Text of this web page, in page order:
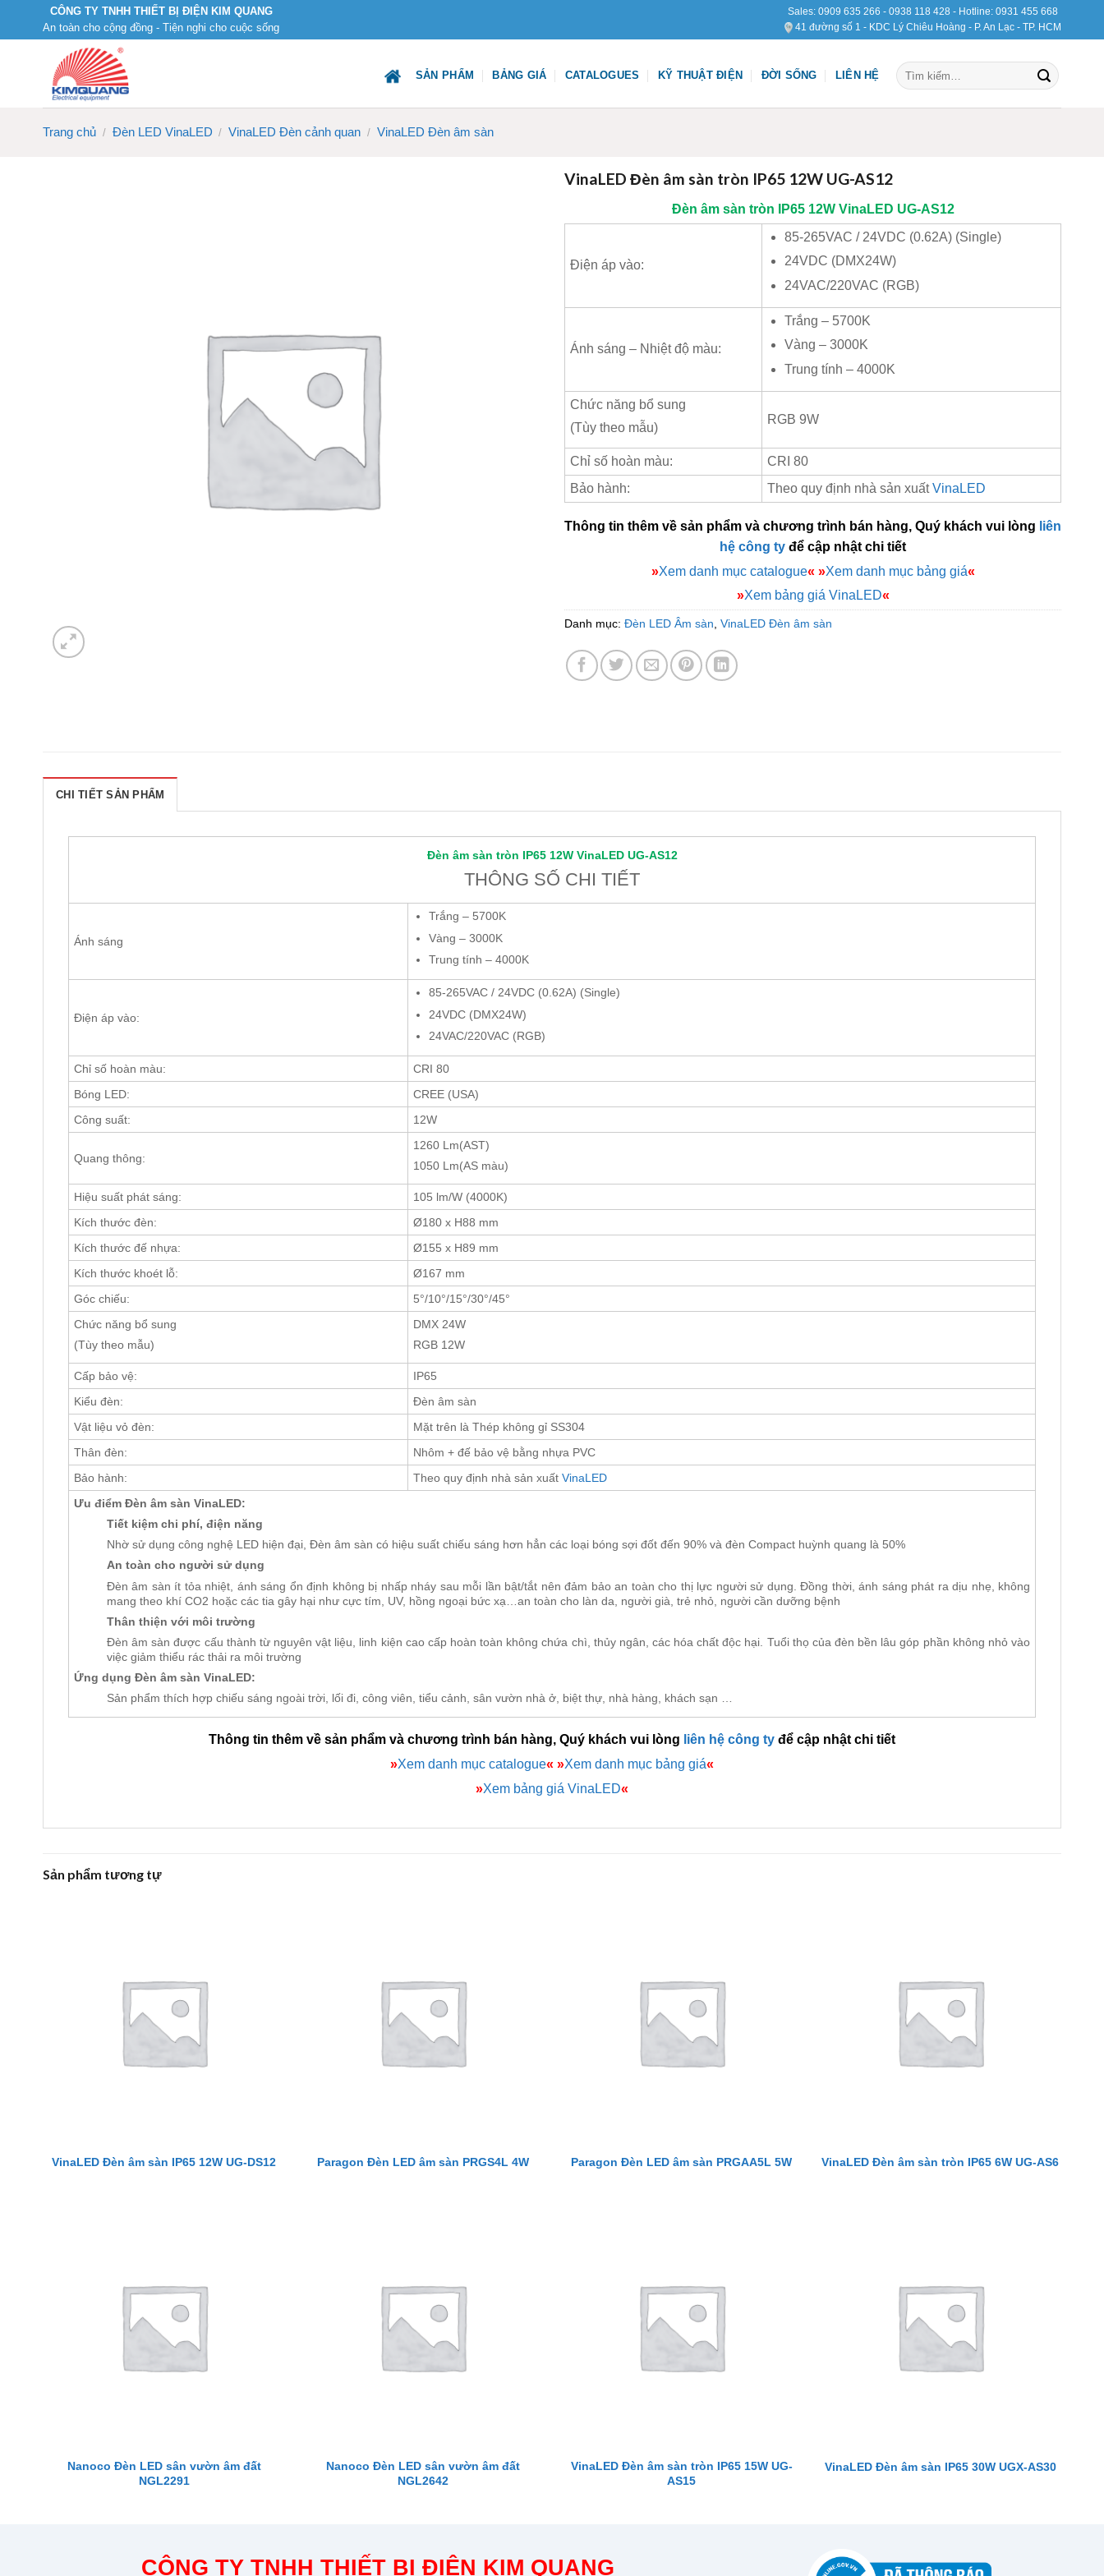
CÔNG TY TNHH THIẾT BỊ ĐIỆN KIM QUANG
An toàn cho cộng đồng - Tiện nghi cho cuộc sống
Sales: 0909 635 266 - 0938 118 428 - Hotline: 0931 455 668
41 đường số 1 - KDC Lý Chiêu Hoàng - P. An Lạc - TP. HCM
SẢN PHẨM BẢNG GIÁ CATALOGUES KỸ THUẬT ĐIỆN ĐỜI SỐNG LIÊN HỆ
Tìm
kiếm:
Trang chủ / Đèn LED VinaLED / VinaLED Đèn cảnh quan / VinaLED Đèn âm sàn
VinaLED Đèn âm sàn tròn IP65 12W UG-AS12
Đèn âm sàn tròn IP65 12W VinaLED UG-AS12
Điện áp vào:
85-265VAC / 24VDC (0.62A) (Single)
24VDC (DMX24W)
24VAC/220VAC (RGB)
Ánh sáng – Nhiệt độ màu:
Trắng – 5700K
Vàng – 3000K
Trung tính – 4000K
Chức năng bổ sung
(Tùy theo mẫu)
RGB 9W
Chỉ số hoàn màu:
CRI 80
Bảo hành:
Theo quy định nhà sản xuấtVinaLED
Thông tin thêm về sản phẩm và chương trình bán hàng, Quý khách vui lòng liên
hệ công ty để cập nhật chi tiết
»Xem danh mục catalogue« »Xem danh mục bảng giá«
»Xem bảng giá VinaLED«
Danh mục: Đèn LED Âm sàn VinaLED Đèn âm sàn
CHI TIẾT SẢN PHẨM
Đèn âm sàn tròn IP65 12W VinaLEDUG-AS12
THÔNG SỐ CHI TIẾT
Ánh sáng
Trắng – 5700K
Vàng – 3000K
Trung tính – 4000K
Điện áp vào:
85-265VAC / 24VDC (0.62A) (Single)
24VDC (DMX24W)
24VAC/220VAC (RGB)
Chỉ số hoàn màu:
CRI 80
Bóng LED:
CREE (USA)
Công suất:
12W
Quang thông:
1260 Lm(AST)
1050 Lm(AS màu)
Hiệu suất phát sáng:
105 lm/W (4000K)
Kích thước đèn:
Ø180 x H88 mm
Kích thước đế nhựa:
Ø155 x H89 mm
Kích thước khoét lỗ:
Ø167 mm
Góc chiếu:
5°/10°/15°/30°/45°
Chức năng bổ sung
(Tùy theo mẫu)
DMX 24W
RGB 12W
Cấp bảo vệ:
IP65
Kiểu đèn:
Đèn âm sàn
Vật liệu vỏ đèn:
Mặt trên là Thép không gỉ SS304
Thân đèn:
Nhôm + đế bảo vệ bằng nhựa PVC
Bảo hành:
Theo quy định nhà sản xuất VinaLED
Ưu điểm Đèn âm sàn VinaLED:
Tiết kiệm chi phí, điện năng
Nhờ sử dụng công nghệ LED hiện đại, Đèn âm sàn có hiệu suất chiếu sáng hơn hẳn các loại bóng sợi đốt đến 90% và đèn Compact huỳnh quang là 50%
An toàn cho người sử dụng
Đèn âm sàn ít tỏa nhiệt, ánh sáng ổn định không bị nhấp nháy sau mỗi lần bật/tắt nên đảm bảo an toàn cho thị lực người sử dụng. Đồng thời, ánh sáng phát ra dịu nhẹ, không
mang theo khí CO2 hoặc các tia gây hại như cực tím, UV, hồng ngoại bức xạ…an toàn cho làn da, người già, trẻ nhỏ, người cần dưỡng bệnh
Thân thiện với môi trường
Đèn âm sàn được cấu thành từ nguyên vật liệu, linh kiện cao cấp hoàn toàn không chứa chì, thủy ngân, các hóa chất độc hại. Tuổi thọ của đèn bền lâu góp phần không nhỏ vào
việc giảm thiểu rác thải ra môi trường
Ứng dụng Đèn âm sàn VinaLED:
Sản phẩm thích hợp chiếu sáng ngoài trời, lối đi, công viên, tiểu cảnh, sân vườn nhà ở, biệt thự, nhà hàng, khách sạn …
Thông tin thêm về sản phẩm và chương trình bán hàng, Quý khách vui lòng liên hệ công ty để cập nhật chi tiết
»Xem danh mục catalogue« »Xem danh mục bảng giá«
»Xem bảng giá VinaLED«
Sản phẩm tương tự
VinaLED Đèn âm sàn IP65 12W UG-DS12 Paragon Đèn LED âm sàn PRGS4L 4W Paragon Đèn LED âm sàn PRGAA5L 5W VinaLED Đèn âm sàn tròn IP65 6W UG-AS6
Nanoco Đèn LED sân vườn âm đất
NGL2291
Nanoco Đèn LED sân vườn âm đất
NGL2642
VinaLED Đèn âm sàn tròn IP65 15W UG-
AS15
VinaLED Đèn âm sàn IP65 30W UGX-AS30
CÔNG TY TNHH THIẾT BỊ ĐIỆN KIM QUANG